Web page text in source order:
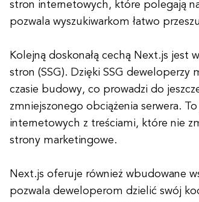
stron internetowych, które polegają
pozwala wyszukiwarkom łatwo
Kolejną doskonałą cechą Next.js jest
stron (SSG). Dzięki SSG
czasie budowy, co prowadzi do
zmniejszonego obciążenia serwera.
internetowych z treściami, które nie
strony marketingowe.
Next.js oferuje również wbudowane
pozwala deweloperom dzielić swój